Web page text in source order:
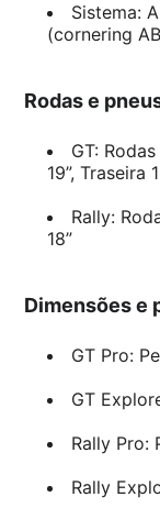
Sistema:
(cornering
Rodas e
GT:
19”, Traseira
Rally:
18”
Dimensões e
GT Pro:
GT
Rally Pro:
Rally